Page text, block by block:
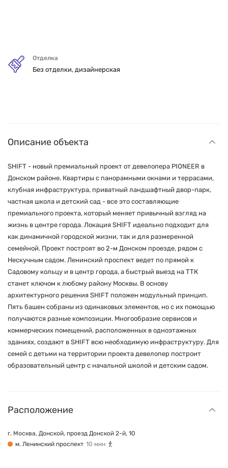
Отделка
Без отделки, дизайнерская
Описание объекта
SHIFT - новый премиальный проект от девелопера PIONEER в
Донском районе. Квартиры с панорамными окнами и террасами,
клубная инфраструктура, приватный ландшафтный двор-парк,
частная школа и детский сад - все это составляющие
премиального проекта, который меняет привычный взгляд на
жизнь в центре города. Локация SHIFT идеально подходит для
как динамичной городской жизни, так и для размеренной
семейной. Проект построят во 2-м Донском проезде, рядом с
Нескучным садом. Ленинский проспект ведет по прямой к
Садовому кольцу и в центр города, а быстрый выезд на ТТК
станет ключом к любому району Москвы. В основу
архитектурного решения SHIFT положен модульный принцип.
Пять башен собраны из одинаковых элементов, но с их помощью
получаются разные композиции. Многообразие сервисов и
коммерческих помещений, расположенных в одноэтажных
зданиях, создают в SHIFT всю необходимую инфраструктуру. Для
семей с детьми на территории проекта девелопер построит
образовательный центр с начальной школой и детским садом.
Расположение
г. Москва, Донской, проезд Донской 2-й, 10
м. Ленинский проспект 10 мин